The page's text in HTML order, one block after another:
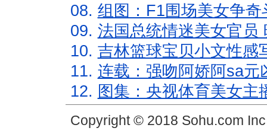
08. 组图：F1围场美女争
09. 法国总统情迷美女官员
10. 吉林篮球宝贝小文性感
11. 连载：强吻阿娇阿sa元
12. 图集：央视体育美女主
Copyright © 2018 Sohu.com